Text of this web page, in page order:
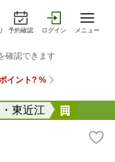
予約確認 ログイン メニュー
東近江